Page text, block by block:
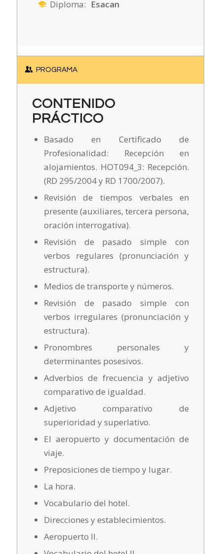
Diploma: Esacan
PROGRAMA
CONTENIDO
PRÁCTICO
Basado en Certificado de
Profesionalidad: Recepción en
alojamientos. HOT094_3: Recepción.
(RD 295/2004 y RD 1700/2007).
Revisión de tiempos verbales en
presente (auxiliares, tercera persona,
oración interrogativa).
Revisión de pasado simple con
verbos regulares (pronunciación y
estructura).
Medios de transporte y números.
Revisión de pasado simple con
verbos irregulares (pronunciación y
estructura).
Pronombres personales y
determinantes posesivos.
Adverbios de frecuencia y adjetivo
comparativo de igualdad.
Adjetivo comparativo de
superioridad y superlativo.
El aeropuerto y documentación de
viaje.
Preposiciones de tiempo y lugar.
La hora.
Vocabulario del hotel.
Direcciones y establecimientos.
Aeropuerto II.